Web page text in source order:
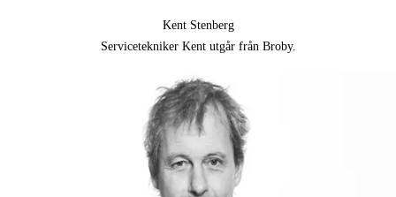
Kent Stenberg
Servicetekniker Kent utgår från Broby.